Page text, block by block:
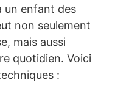
un enfant des
non seulement
mais aussi
quotidien. Voici
: